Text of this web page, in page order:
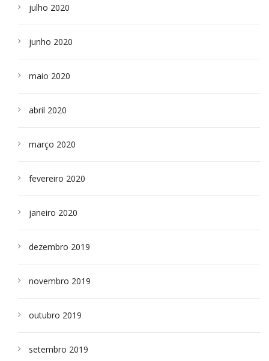
julho 2020
junho 2020
maio 2020
abril 2020
março 2020
fevereiro 2020
janeiro 2020
dezembro 2019
novembro 2019
outubro 2019
setembro 2019